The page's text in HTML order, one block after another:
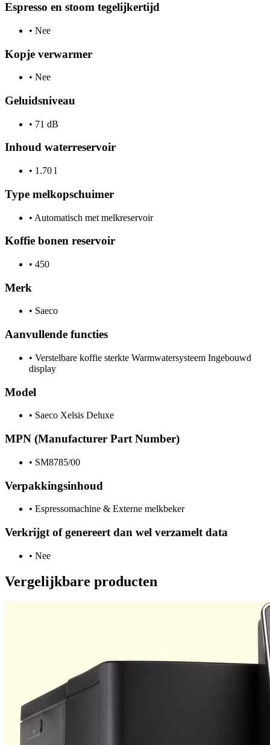
Espresso en stoom tegelijkertijd
• Nee
Kopje verwarmer
• Nee
Geluidsniveau
• 71 dB
Inhoud waterreservoir
• 1.70 l
Type melkopschuimer
• Automatisch met melkreservoir
Koffie bonen reservoir
• 450
Merk
• Saeco
Aanvullende functies
• Verstelbare koffie sterkte Warmwatersysteem Ingebouwd
display
Model
• Saeco Xelsis Deluxe
MPN (Manufacturer Part Number)
• SM8785/00
Verpakkingsinhoud
• Espressomachine & Externe melkbeker
Verkrijgt of genereert dan wel verzamelt data
• Nee
Vergelijkbare producten